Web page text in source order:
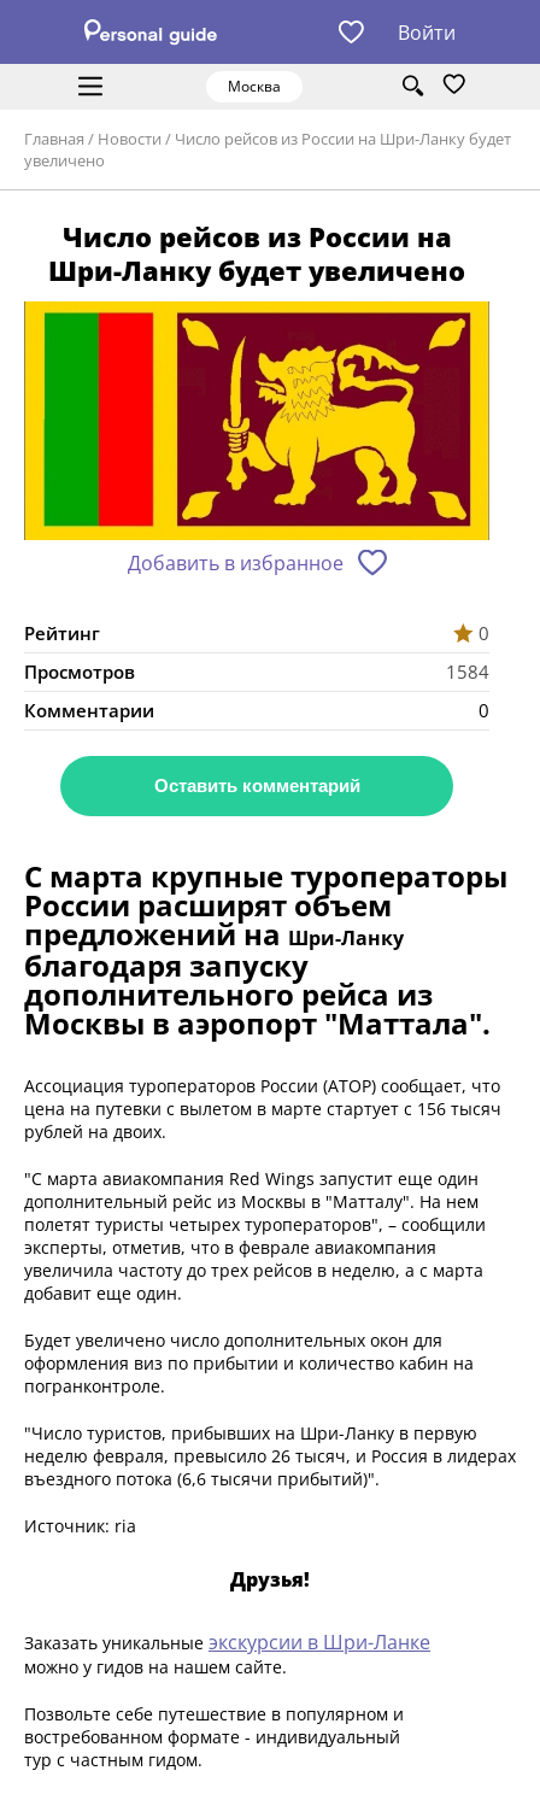
Войти
Москва
Главная / Новости / Число рейсов из России на Шри-Ланку будет
увеличено
Число рейсов из России на
Шри-Ланку будет увеличено
Добавить в избранное
Рейтинг
0
Просмотров
1584
Комментарии
0
Оставить комментарий
С марта крупные туроператоры
России расширят объем
предложений на Шри-Ланку
благодаря запуску
дополнительного рейса из
Москвы в аэропорт "Маттала".
Ассоциация туроператоров России (АТОР) сообщает, что
цена на путевки с вылетом в марте стартует с 156 тысяч
рублей на двоих.
"С марта авиакомпания Red Wings запустит еще один
дополнительный рейс из Москвы в "Матталу". На нем
полетят туристы четырех туроператоров", – сообщили
эксперты, отметив, что в феврале авиакомпания
увеличила частоту до трех рейсов в неделю, а с марта
добавит еще один.
Будет увеличено число дополнительных окон для
оформления виз по прибытии и количество кабин на
погранконтроле.
"Число туристов, прибывших на Шри-Ланку в первую
неделю февраля, превысило 26 тысяч, и Россия в лидерах
въездного потока (6,6 тысячи прибытий)".
Источник: ria
Друзья!
Заказать уникальные экскурсии в Шри-Ланке
можно у гидов на нашем сайте.
Позвольте себе путешествие в популярном и
востребованном формате - индивидуальный
тур с частным гидом.